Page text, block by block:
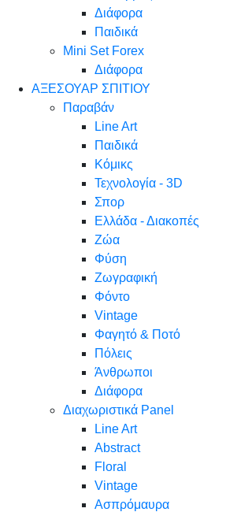
Διάφορα
Παιδικά
Mini Set Forex
Διάφορα
ΑΞΕΣΟΥΑΡ ΣΠΙΤΙΟΥ
Παραβάν
Line Art
Παιδικά
Κόμικς
Τεχνολογία - 3D
Σπορ
Ελλάδα - Διακοπές
Ζώα
Φύση
Ζωγραφική
Φόντο
Vintage
Φαγητό & Ποτό
Πόλεις
Άνθρωποι
Διάφορα
Διαχωριστικά Panel
Line Art
Abstract
Floral
Vintage
Ασπρόμαυρα